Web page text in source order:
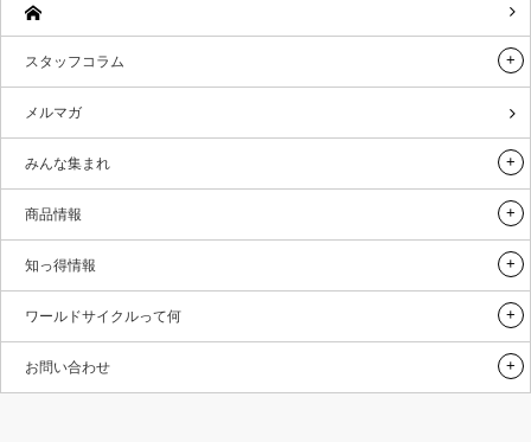
スタッフコラム
メルマガ
みんな集まれ
商品情報
知っ得情報
ワールドサイクルって何
お問い合わせ